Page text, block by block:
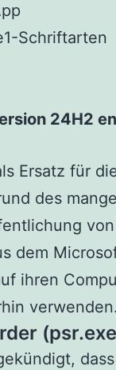
Schriftarten
24H2
Ersatz für
des
dem
ihren
verwenden.